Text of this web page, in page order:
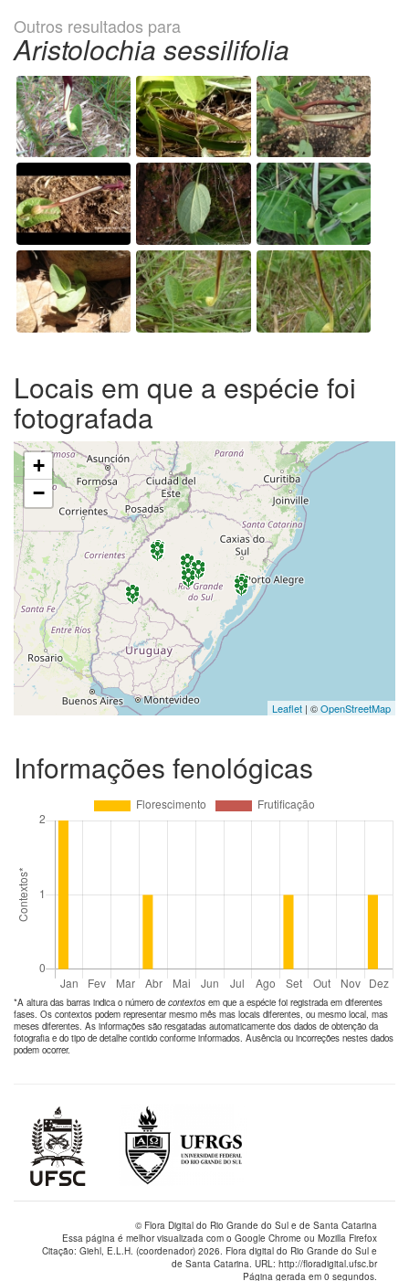
Outros resultados para
Aristolochia sessilifolia
Locais em que a espécie foi
fotografada
+
−
Leaflet | ©OpenStreetMap
Informações fenológicas
*A altura das barras indica o número de contextos em que a espécie foi registrada em diferentes
fases. Os contextos podem representar mesmo mês mas locais diferentes, ou mesmo local, mas
meses diferentes. As informações são resgatadas automaticamente dos dados de obtenção da
fotografia e do tipo de detalhe contido conforme informados. Ausência ou incorreções nestes dados
podem ocorrer.
© Flora Digital do Rio Grande do Sul e de Santa Catarina
Essa página é melhor visualizada com o Google Chrome ou Mozilla Firefox
Citação: Giehl, E.L.H. (coordenador) 2026. Flora digital do Rio Grande do Sul e
de Santa Catarina. URL: http://floradigital.ufsc.br
Página gerada em 0 segundos.